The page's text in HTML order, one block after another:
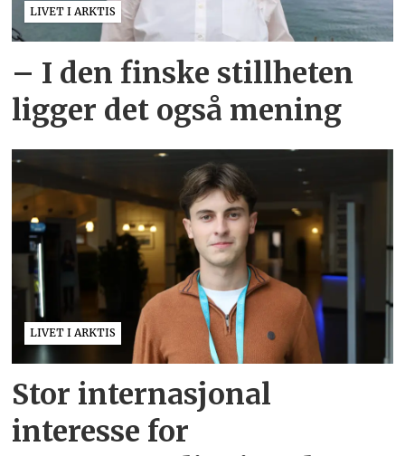
LIVET I ARKTIS
– I den finske stillheten
ligger det også mening
LIVET I ARKTIS
Stor internasjonal
interesse for